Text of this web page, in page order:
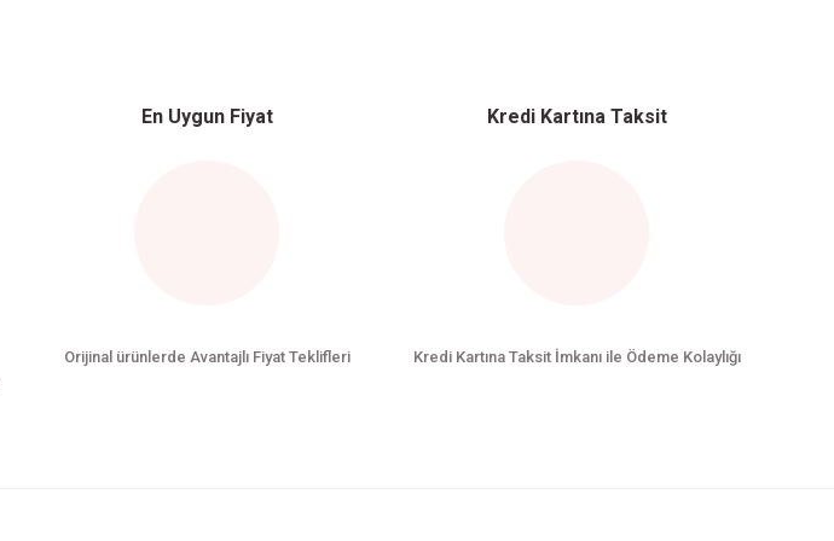
En Uygun Fiyat
Orijinal ürünlerde Avantajlı Fiyat Teklifleri
Kredi Kartına Taksit
Kredi Kartına Taksit İmkanı ile Ödeme Kolaylığı